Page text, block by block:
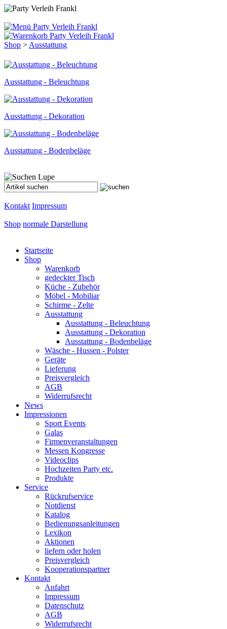
Shop > Ausstattung
Ausstattung - Beleuchtung
Ausstattung - Dekoration
Ausstattung - Bodenbeläge
Kontakt Impressum
Shop normale Darstellung
Startseite
Shop
Warenkorb
gedeckter Tisch
Küche - Zubehör
Möbel - Mobiliar
Schirme - Zelte
Ausstattung
Ausstattung - Beleuchtung
Ausstattung - Dekoration
Ausstattung - Bodenbeläge
Wäsche - Hussen - Polster
Geräte
Lieferung
Preisvergleich
AGB
Widerrufsrecht
News
Impressionen
Sport Events
Galas
Firmenveranstaltungen
Messen Kongresse
Videoclips
Hochzeiten Party etc.
Produkte
Service
Rückrufservice
Notdienst
Katalog
Bedienungsanleitungen
Lexikon
Aktionen
liefern oder holen
Preisvergleich
Kooperationspartner
Kontakt
Anfahrt
Impressum
Datenschutz
AGB
Widerrufsrecht